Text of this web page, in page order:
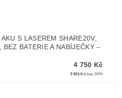
S LASEREM SHARE20V,
BEZ BATERIE A NABÍJEČKY–
4 750 Kč
3 926 Kč bez DPH